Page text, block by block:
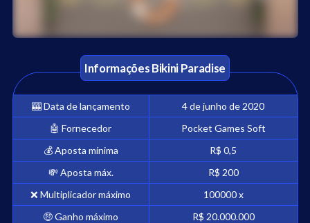
InformaçõesBikini Paradise
🎰Data de lançamento
4 de junho de 2020
🤖 Fornecedor
Pocket Games Soft
💰Aposta mínima
R$ 0,5
💸Aposta máx.
R$ 200
❌ Multiplicador máximo 100000x
🤑Ganho máximo
R$ 20.000.000